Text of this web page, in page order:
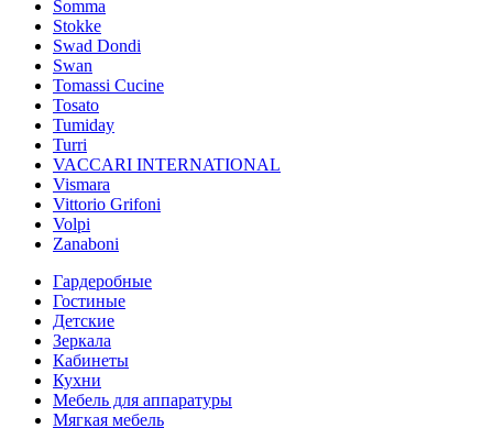
Somma
Stokke
Swad Dondi
Swan
Tomassi Cucine
Tosato
Tumiday
Turri
VACCARI INTERNATIONAL
Vismara
Vittorio Grifoni
Volpi
Zanaboni
Гардеробные
Гостиные
Детские
Зеркала
Кабинеты
Кухни
Мебель для аппаратуры
Мягкая мебель